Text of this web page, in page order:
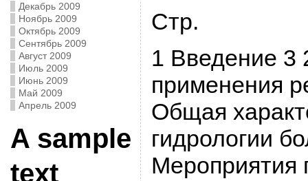
Декабрь 2009
Ноябрь 2009
Октябрь 2009
Сентябрь 2009
Август 2009
Июль 2009
Июнь 2009
Май 2009
Апрель 2009
A sample
text
Стр.
1 Введение 3
применения
Общая
гидрологии
Мероприятия